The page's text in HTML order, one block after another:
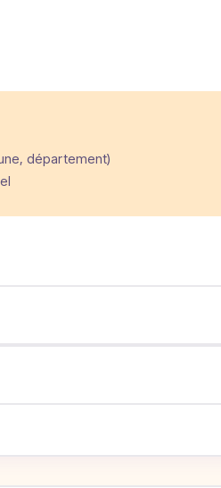
département)